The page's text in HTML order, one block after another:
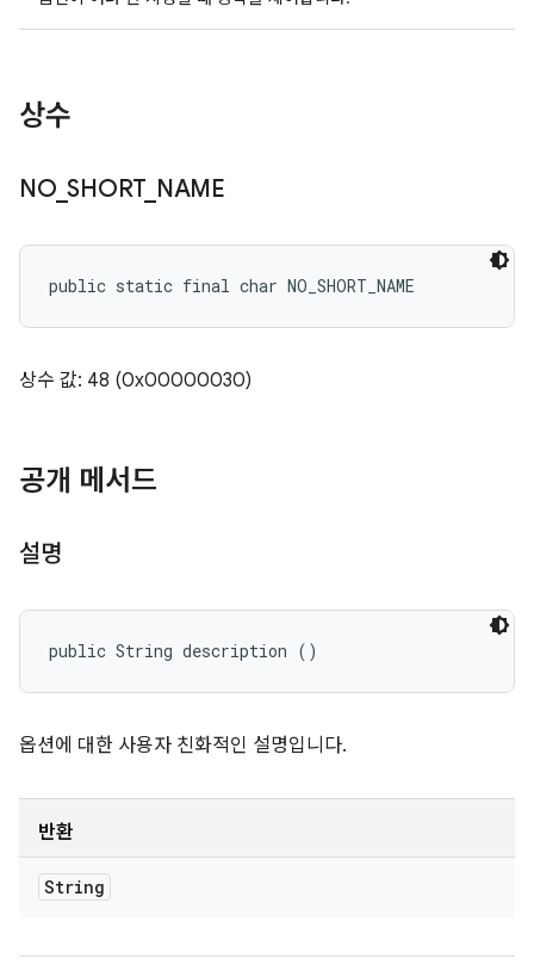
상수
NO_SHORT_ NAME
public static final char NO_SHORT_NAME
상수 값: 48 (0x00000030)
공개 메서드
설명
public String description ()
옵션에 대한 사용자 친화적인 설명입니다.
반환
String